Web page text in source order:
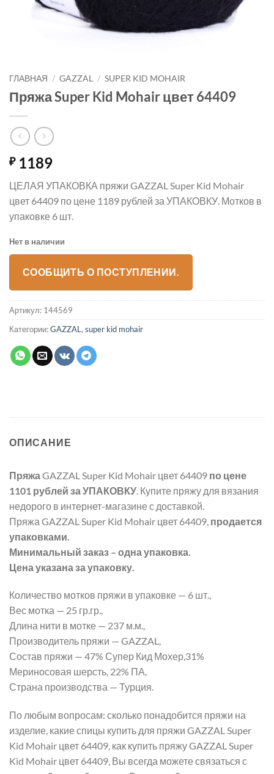
ГЛАВНАЯ / GAZZAL / SUPER KID MOHAIR
Пряжа Super Kid Mohair цвет 64409
₽1189
ЦЕЛАЯ УПАКОВКА пряжи GAZZAL Super Kid Mohair
цвет 64409 по цене 1189 рублей за УПАКОВКУ. Мотков в
упаковке 6 шт.
Нет в наличии
СООБЩИТЬ О ПОСТУПЛЕНИИ.
Артикул: 144569
Категории:GAZZAL , super kid mohair
ОПИСАНИЕ
Пряжа GAZZAL Super Kid Mohair цвет 64409 по цене
1101 рублей за УПАКОВКУ . Купите пряжу для вязания
недорого в интернет-магазине с доставкой.
Пряжа GAZZAL Super Kid Mohair цвет 64409, продается
упаковками.
Минимальный заказ – одна упаковка.
Цена указана за упаковку.
Количество мотков пряжи в упаковке — 6 шт.,
Вес мотка — 25 гр.гр.,
Длина нити в мотке — 237 м.м.,
Производитель пряжи — GAZZAL,
Состав пряжи — 47% Супер Кид Мохер,31%
Мериносовая шерсть, 22% ПА,
Страна производства — Турция.
По любым вопросам: сколько понадобится пряжи на
изделие, какие спицы купить для пряжи GAZZAL Super
Kid Mohair цвет 64409, как купить пряжу GAZZAL Super
Kid Mohair цвет 64409, Вы всегда можете связаться с